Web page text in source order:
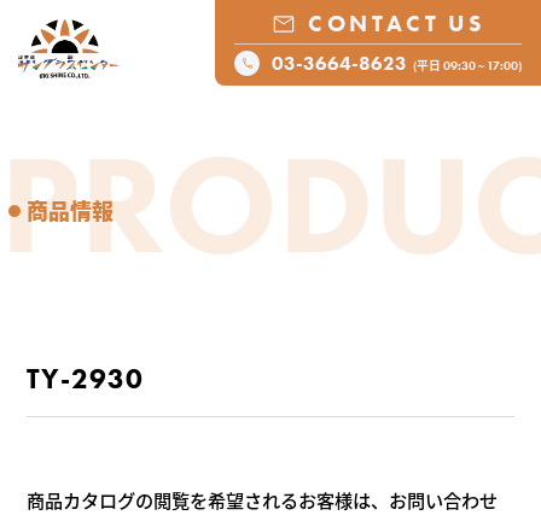
CONTACT US
03-3664-8623 (平日 09:30 ~ 17:00)
商品情報
TY-2930
商品カタログの閲覧を希望されるお客様は、お問い合わせ